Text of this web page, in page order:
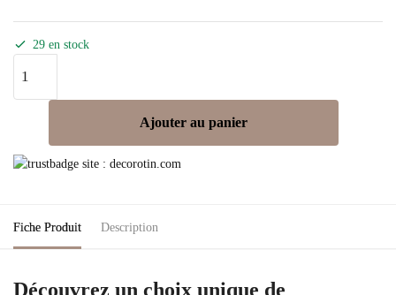
29 en stock
Ajouter au panier
Fiche Produit Description
Découvrez un choix unique de